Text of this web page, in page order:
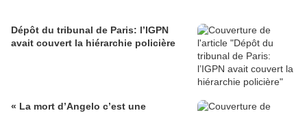
Dépôt du tribunal de Paris: l’IGPN
avait couvert la hiérarchie policière
« La mort d’Angelo c’est une